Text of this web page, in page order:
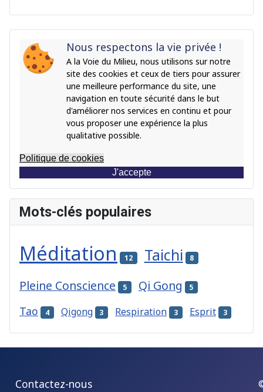
Nous respectons la vie privée !
A la Voie du Milieu, nous utilisons sur notre
site des cookies et ceux de tiers pour assurer
une meilleure performance du site, une
navigation en toute sécurité dans le but
d'améliorer nos services en continu et pour
vous proposer une expérience la plus
qualitative possible.
Politique de cookies
J'accepte
Mots-clés populaires
Méditation 12 Taichi 8
Pleine Conscience 5 Qi Gong 5
Tao 4 Qigong 3 Respiration 3 Esprit 3
Contactez-nous